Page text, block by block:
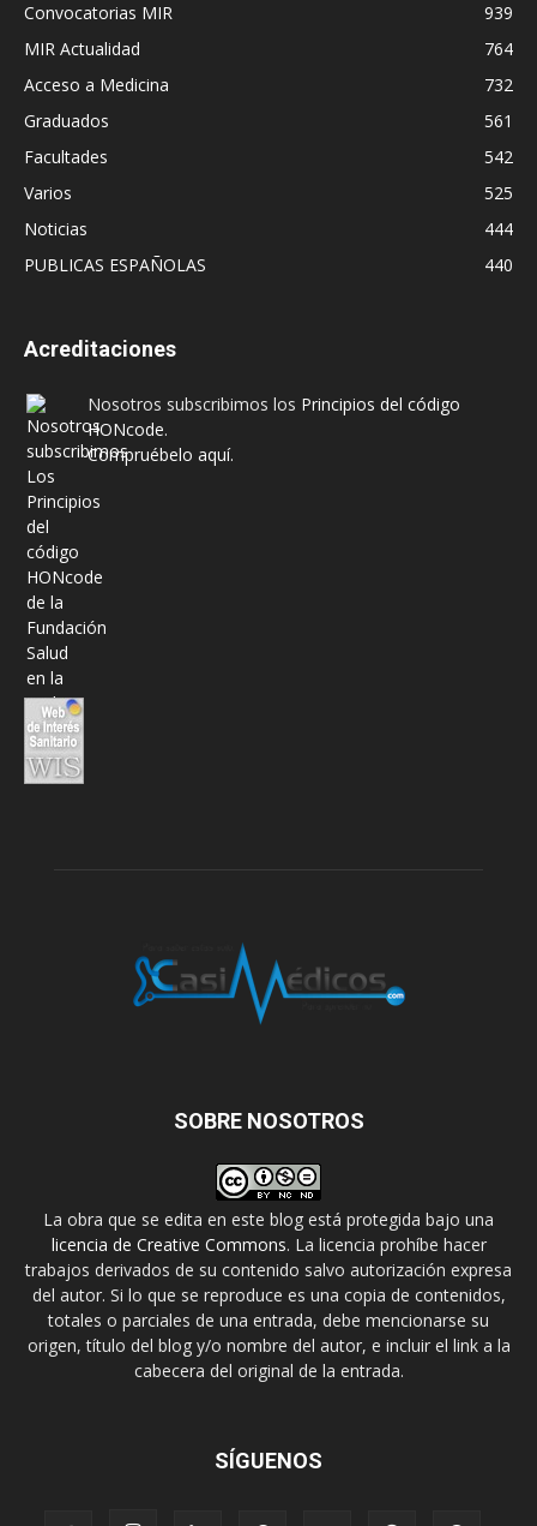
Convocatorias MIR
939
MIR Actualidad
764
Acceso a Medicina
732
Graduados
561
Facultades
542
Varios
525
Noticias
444
PUBLICAS ESPAÑOLAS
440
Acreditaciones
Nosotros subscribimos los Principios del código
HONcode.
Compruébelo aquí.
SOBRE NOSOTROS
La obra que se edita en este blog está protegida bajo una
licencia de Creative Commons. La licencia prohíbe hacer
trabajos derivados de su contenido salvo autorización expresa
del autor. Si lo que se reproduce es una copia de contenidos,
totales o parciales de una entrada, debe mencionarse su
origen, título del blog y/o nombre del autor, e incluir el link a la
cabecera del original de la entrada.
SÍGUENOS